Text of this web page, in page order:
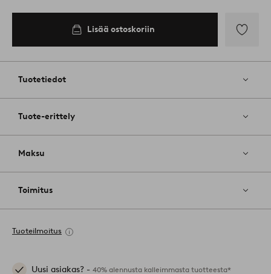
Lisää ostoskoriin
Tuotetiedot
Tuote-erittely
Maksu
Toimitus
Tuoteilmoitus
Uusi asiakas? - 40% alennusta kalleimmasta tuotteesta*